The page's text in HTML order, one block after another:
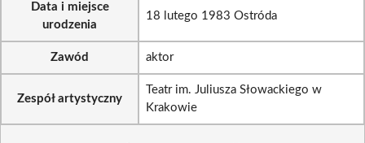
Data i miejsce
urodzenia
18 lutego 1983 Ostróda
Zawód aktor
Zespół artystyczny
Teatr im. Juliusza Słowackiego w
Krakowie